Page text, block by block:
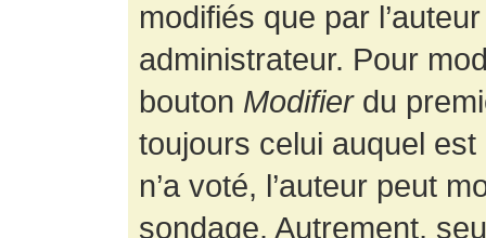
modifiés que par
administrateur. Pour
bouton Modifierdu
toujours celui auquel
n’a voté, l’auteur peut
sondage. Autrement,